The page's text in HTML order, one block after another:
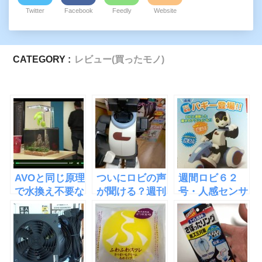
Twitter Facebook Feedly Website
CATEGORY : レビュー(買ったモノ)
AVOと同じ原理
で水換え不要な
水槽
「EcoQube
C」
ついにロビの声
が聞ける？週刊
ロビ61号
週間ロビ６２
号・人感センサ
ーの取り付けと
ロビ専用バギー
登場